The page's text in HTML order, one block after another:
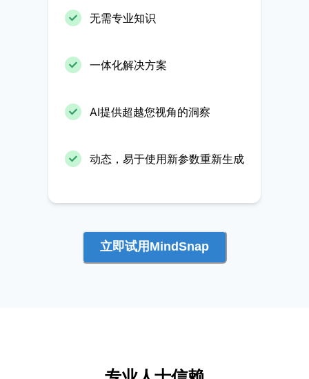
无需专业知识
一体化解决方案
AI提供超越您视角的洞察
动态，易于使用新参数重新生成
立即试用MindSnap